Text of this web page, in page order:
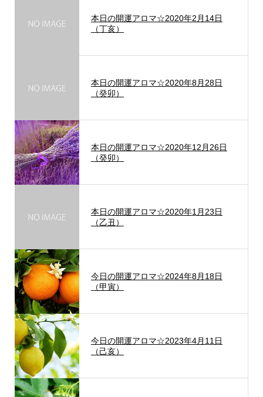
本日の開運アロマ☆2020年2月14日
（丁亥）
本日の開運アロマ☆2020年8月28日
（癸卯）
本日の開運アロマ☆2020年12月26日
（癸卯）
本日の開運アロマ☆2020年1月23日
（乙丑）
今日の開運アロマ☆2024年8月18日
（甲寅）
今日の開運アロマ☆2023年4月11日
（己亥）